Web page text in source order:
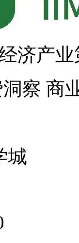
济产
察 商
城